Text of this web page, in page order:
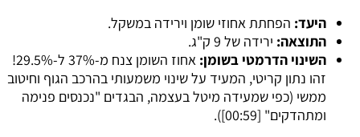
היעד: הפחתת אחוזי שומן וירידה במשקל.
התוצאה: ירידה של 9 ק"ג.
השינוי הדרמטי בשומן:
אחוז השומן צנח מ-37% ל-29.5%!
זהו נתון קריטי, המעיד על שינוי משמעותי בהרכב הגוף וחיטוב
ממשי (כפי שמעידה מיטל בעצמה, הבגדים "נכנסים פנימה
ומתהדקים" [00:59
]).